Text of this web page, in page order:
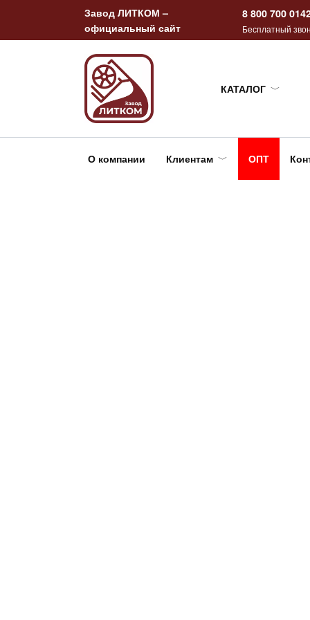
содержанию
Завод ЛИТКОМ –
официальный сайт
8 800 700
Бесплатный
КАТАЛОГ
О компании Клиентам ОПТ